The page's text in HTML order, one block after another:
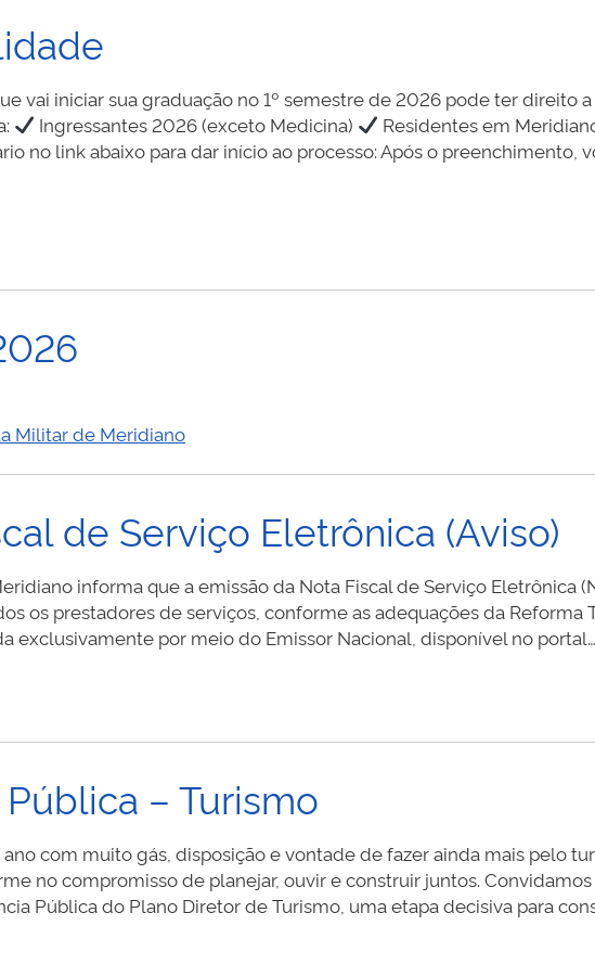
vai iniciar sua graduação no 1º semestre de 2026 pode ter direito
Ingressantes 2026 (exceto Medicina)
Residentes em
no link abaixo para dar início ao processo: Após o preenchimento,
Militar de Meridiano
de Serviço Eletrônica (Aviso)
informa que a emissão da Nota Fiscal de Serviço Eletrônica
os prestadores de serviços, conforme as adequações da Reforma
exclusivamente por meio do Emissor Nacional, disponível no portal…
– Turismo
com muito gás, disposição e vontade de fazer ainda mais pelo
no compromisso de planejar, ouvir e construir juntos.
Pública do Plano Diretor de Turismo, uma etapa decisiva para